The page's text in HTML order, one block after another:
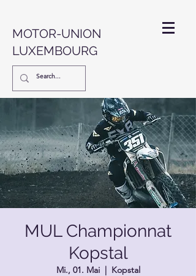
MOTOR-UNION
LUXEMBOURG
MUL Championnat
Kopstal
Mi., 01. Mai
  |
Kopstal